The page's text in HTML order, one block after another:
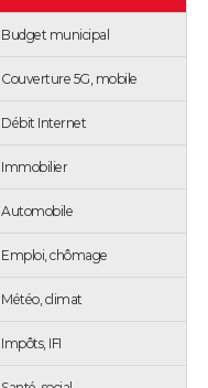
Budget municipal
Couverture 5G, mobile
Débit Internet
Immobilier
Automobile
Emploi, chômage
Météo, climat
Impôts, IFI